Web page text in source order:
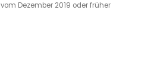
vom Dezember 2019 oder früher